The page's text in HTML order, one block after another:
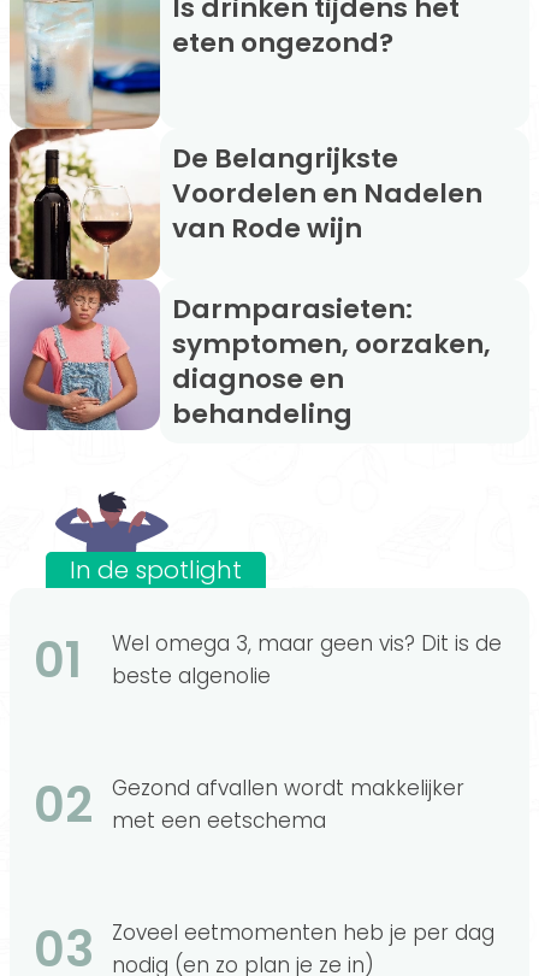
Is drinken tijdens het
eten ongezond?
De Belangrijkste
Voordelen en Nadelen
van Rode wijn
Darmparasieten:
symptomen, oorzaken,
diagnose en
behandeling
In de spotlight
01
Wel omega 3, maar geen vis? Dit is de
beste algenolie
02
Gezond afvallen wordt makkelijker
met een eetschema
03
Zoveel eetmomenten heb je per dag
nodig (en zo plan je ze in)